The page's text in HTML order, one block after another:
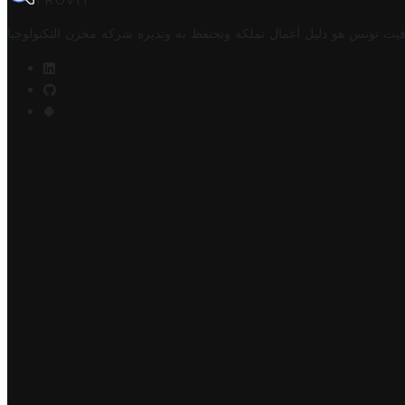
تونس هو دليل أعمال تملكه وتحتفظ به وتديره شركة مخزن التكنولوجيا